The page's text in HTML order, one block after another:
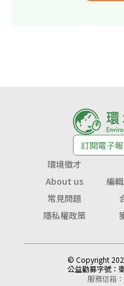
訂閱電子報
環境徵才
About us
編
常見問題
隱私權政策
© Copyright
公益勸募字號：
服務信箱：